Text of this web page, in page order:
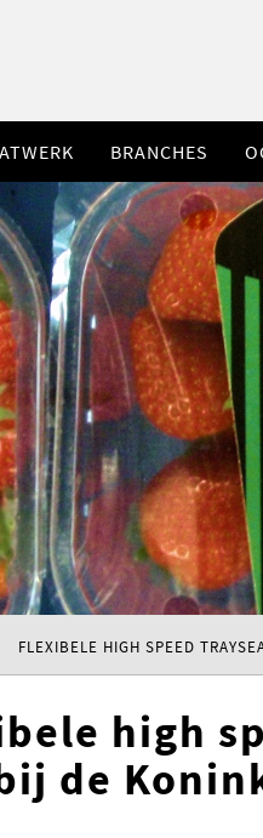
BRANCHES
FLEXIBELE HIGH SPEED
high
de